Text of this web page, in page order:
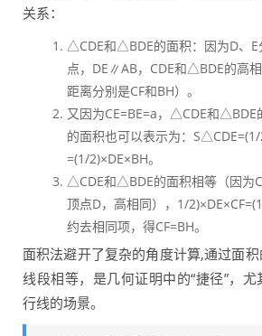
关系：
△CDE和△BDE的面积：因为D、E
点，DE∥AB，CDE和△BDE的高
距离分别是CF和BH）。
又因为CE=BE=a，△CDE和△BDE
的面积也可以表示为：
=(1/2)×DE×BH。
△CDE和△BDE的面积相等（因为
顶点D，高相同），1/
约去相同项，得CF=BH。
面积法避开了复杂的角度计算,通过面
线段相等，是几何证明中的“捷径”，
行线的场景。